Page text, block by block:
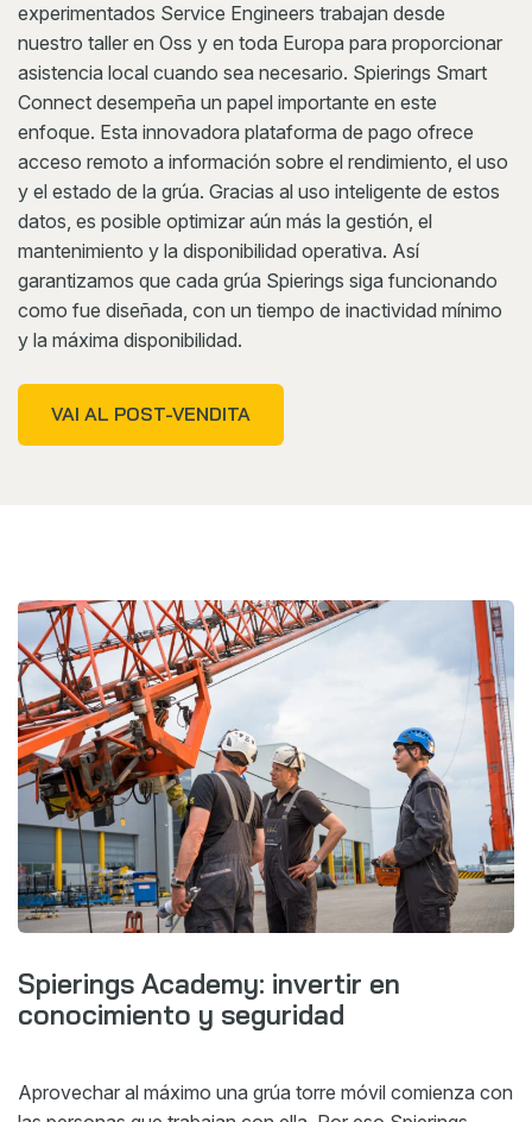
experimentados Service Engineers trabajan desde
nuestro taller en Oss y en toda Europa para proporcionar
asistencia local cuando sea necesario. Spierings Smart
Connect desempeña un papel importante en este
enfoque. Esta innovadora plataforma de pago ofrece
acceso remoto a información sobre el rendimiento, el uso
y el estado de la grúa. Gracias al uso inteligente de estos
datos, es posible optimizar aún más la gestión, el
mantenimiento y la disponibilidad operativa. Así
garantizamos que cada grúa Spierings siga funcionando
como fue diseñada, con un tiempo de inactividad mínimo
y la máxima disponibilidad.
VAI AL POST-VENDITA
Spierings Academy: invertir en
conocimiento y seguridad
Aprovechar al máximo una grúa torre móvil comienza con